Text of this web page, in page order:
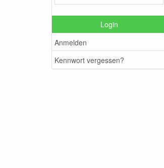
Login
Anmelden
Kennwort vergessen?